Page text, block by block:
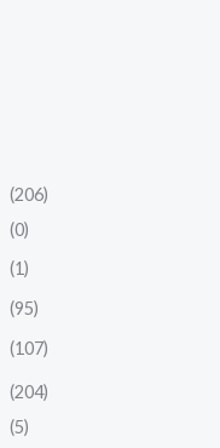
(206)
(0)
(1)
(95)
(107)
(204)
(5)